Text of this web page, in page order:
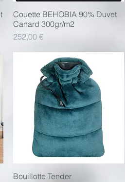
Aperçu rapide
Couette BEHOBIA 90% Duvet
Canard 300gr/m2
Prix
252,00 €
Aperçu rapide
Bouillotte Tender